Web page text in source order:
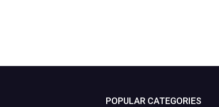
POPULAR CATEGORIES